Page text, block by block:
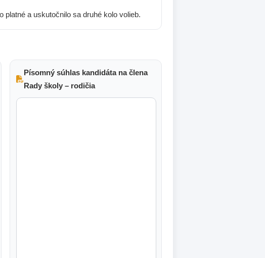
a uskutočnilo sa druhé kolo volieb.
Písomný súhlas kandidáta na člena
Rady školy – rodičia